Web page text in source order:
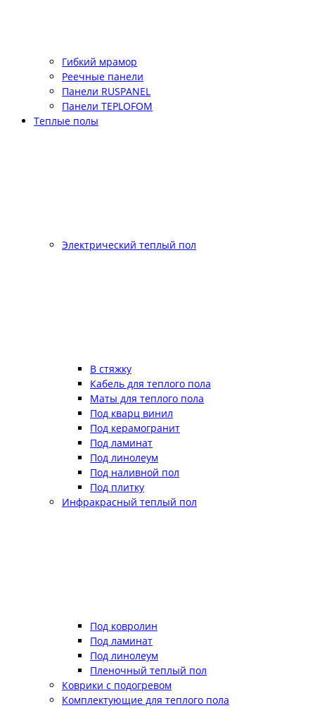
Гибкий мрамор
Реечные панели
Панели RUSPANEL
Панели TEPLOFOM
Теплые полы
Электрический теплый пол
В стяжку
Кабель для теплого пола
Маты для теплого пола
Под кварц винил
Под керамогранит
Под ламинат
Под линолеум
Под наливной пол
Под плитку
Инфракрасный теплый пол
Под ковролин
Под ламинат
Под линолеум
Пленочный теплый пол
Коврики с подогревом
Комплектующие для теплого пола